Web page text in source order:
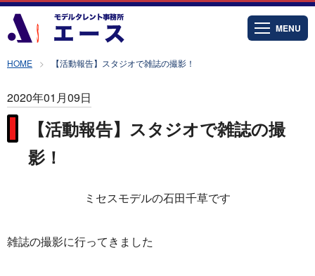
MENU
HOME 【活動報告】スタジオで雑誌の撮影！
2020年01月09日
【活動報告】スタジオで雑誌の撮
影！
ミセスモデルの石田千草です
雑誌の撮影に行ってきました